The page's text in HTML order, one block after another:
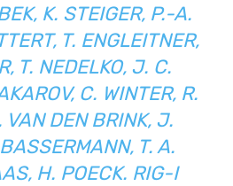
K. STEIGER, P.-A.
T. ENGLEITNER,
T. NEDELKO, J. C.
C. WINTER, R.
VAN DEN BRINK, J.
T. A.
H. POECK. RIG-I